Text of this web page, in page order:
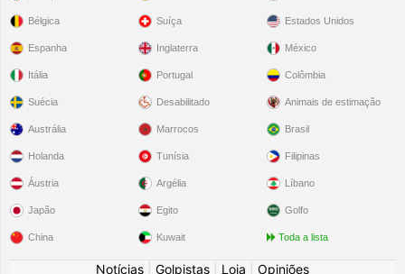
Bélgica
Espanha
Itália
Suécia
Suíça
Inglaterra
Portugal
Desabilitado
Estados Unidos
México
Colômbia
Animais de estimação
Austrália
Holanda
Áustria
Japão
China
Marrocos
Tunísia
Argélia
Egito
Kuwait
Brasil
Filipinas
Líbano
Golfo
Toda a lista
Notícias Golpistas Loja
Opiniões